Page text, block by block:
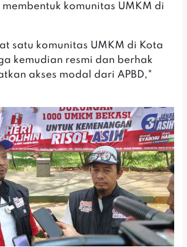
komunitas UMKM di
satu komunitas UMKM di Kota
kemudian resmi dan berhak
akses modal dari APBD,"